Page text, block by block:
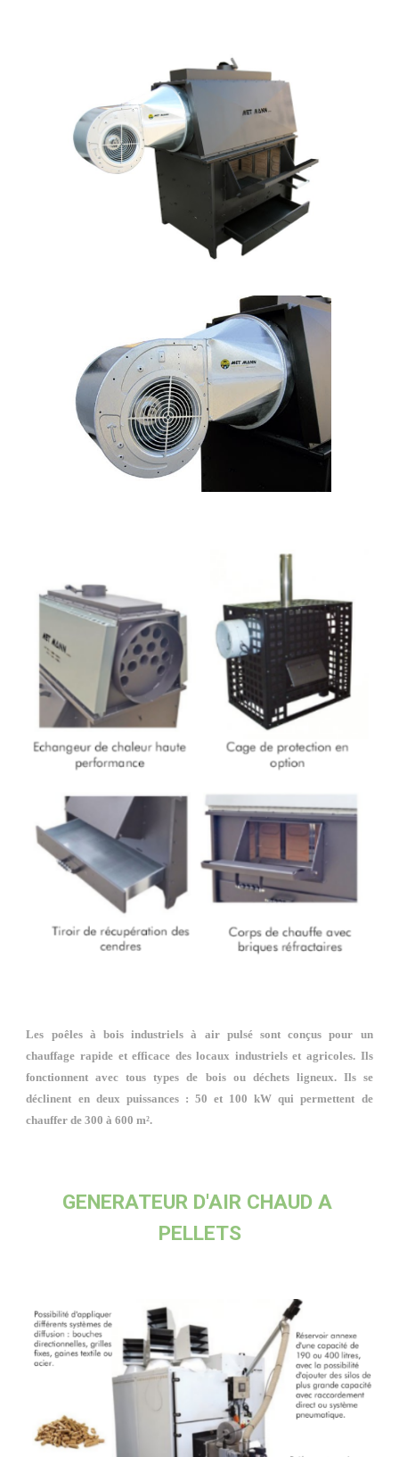
Les poêles à bois industriels à air pulsé sont conçus pour un
chauffage rapide et efficace des locaux industriels et agricoles. Ils
fonctionnent avec tous types de bois ou déchets ligneux. Ils se
déclinent en deux puissances : 50 et 100 kW qui permettent de
chauffer de 300 à 600 m².
GENERATEUR D'AIR CHAUD A
PELLETS